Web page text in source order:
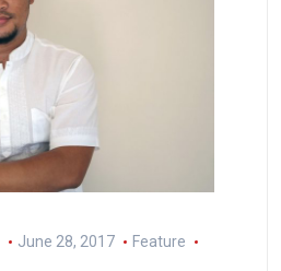
June 28, 2017
Feature